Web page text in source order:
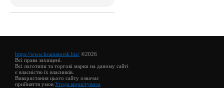
https://www.kramatorsk.biz/ ©2026
Всі права захищені.
Всі логотипи та торгові марки на даному сайті
є власністю їх власників.
Використання цього сайту означає
прийняття умов Угода користувача